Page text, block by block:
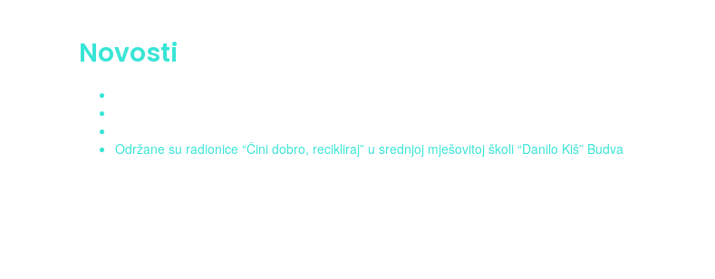
Novosti
Održane su radionice “Čini dobro, recikliraj” u srednjoj mješovitoj školi “Danilo Kiš” Budva